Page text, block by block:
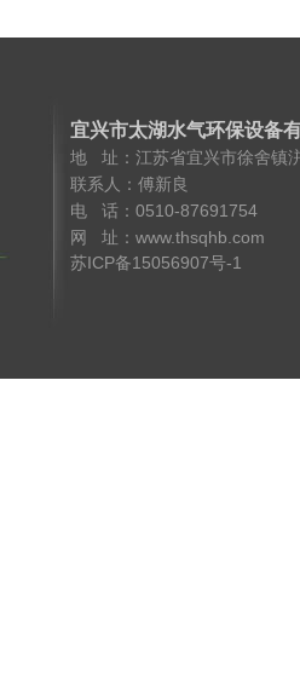
宜兴市太湖水气环保设备
地 址：江苏省宜兴市徐舍镇
联系人：傅新良
电 话：0510-
网 址：
苏ICP备15056907号-1